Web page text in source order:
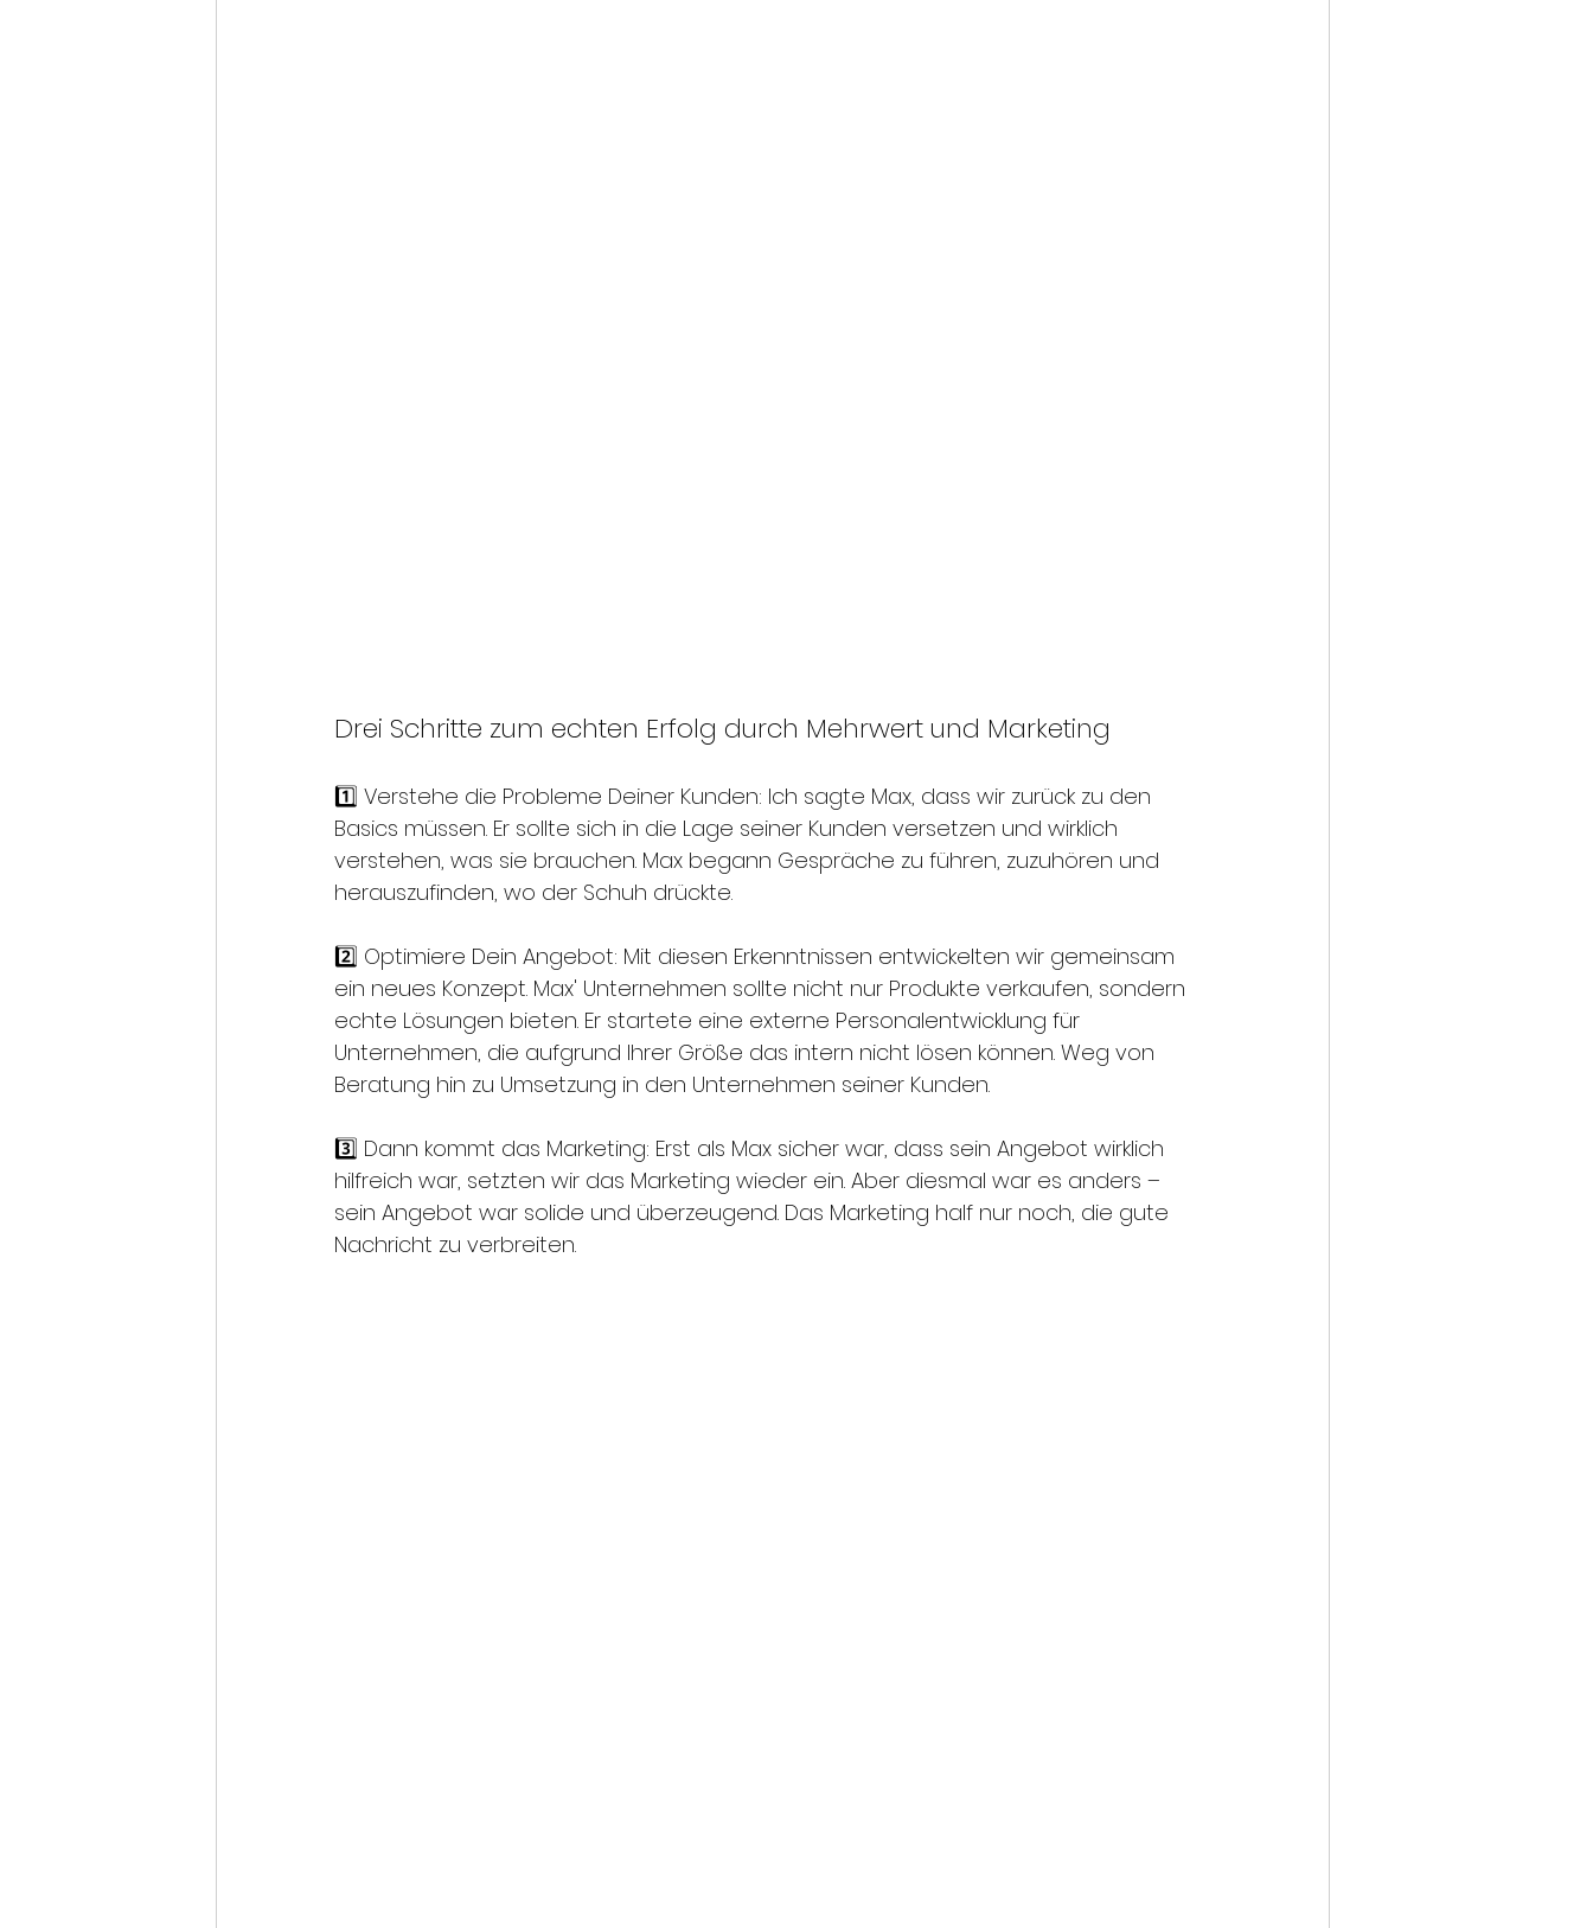
Drei Schritte zum echten Erfolg durch Mehrwert und Marketing
1️⃣ Verstehe die Probleme Deiner Kunden: Ich sagte Max, dass wir zurück zu den
Basics müssen. Er sollte sich in die Lage seiner Kunden versetzen und wirklich
verstehen, was sie brauchen. Max begann Gespräche zu führen, zuzuhören und
herauszufinden, wo der Schuh drückte.
2️⃣ Optimiere Dein Angebot: Mit diesen Erkenntnissen entwickelten wir gemeinsam
ein neues Konzept. Max' Unternehmen sollte nicht nur Produkte verkaufen, sondern
echte Lösungen bieten. Er startete eine externe Personalentwicklung für
Unternehmen, die aufgrund Ihrer Größe das intern nicht lösen können. Weg von
Beratung hin zu Umsetzung in den Unternehmen seiner Kunden.
3️⃣ Dann kommt das Marketing: Erst als Max sicher war, dass sein Angebot wirklich
hilfreich war, setzten wir das Marketing wieder ein. Aber diesmal war es anders –
sein Angebot war solide und überzeugend. Das Marketing half nur noch, die gute
Nachricht zu verbreiten.